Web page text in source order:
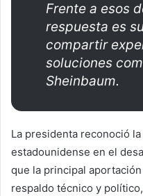
Frente a esos
respuesta es
compartir
soluciones
Sheinbaum.
La presidenta reconoció
estadounidense en el
que la principal
respaldo técnico y